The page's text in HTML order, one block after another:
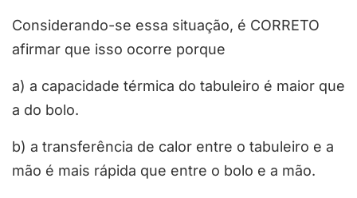
Considerando-se essa situação, é CORRETO
afirmar que isso ocorre porque
a) a capacidade térmica do tabuleiro é maior que
a do bolo.
b) a transferência de calor entre o tabuleiro e a
mão é mais rápida que entre o bolo e a mão.